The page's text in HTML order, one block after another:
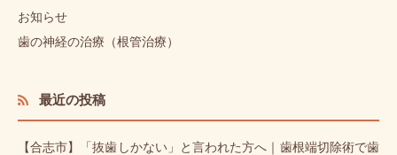
お知らせ
歯の神経の治療（根管治療）
最近の投稿
【合志市】「抜歯しかない」と言われた方へ｜歯根端切除術で歯